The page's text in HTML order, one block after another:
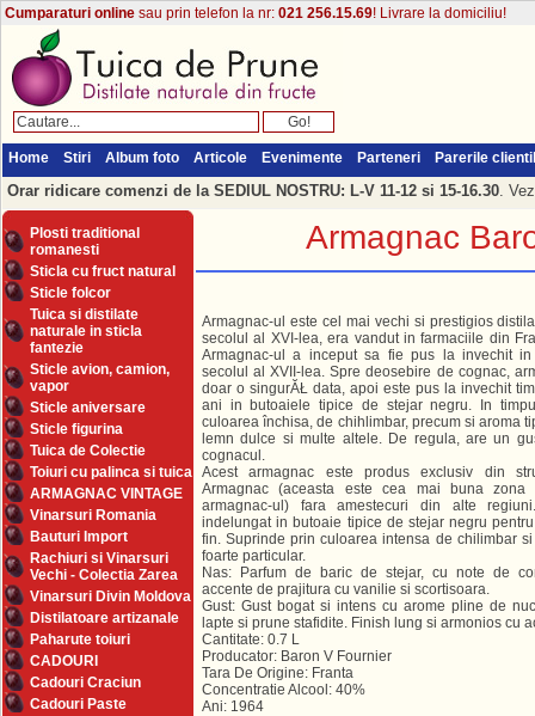
Cumparaturi online sau prin telefon la nr: 021 256.15.69! Livrare la domiciliu!
Home Stiri Album foto Articole Evenimente Parteneri Parerile
Orar ridicare comenzi de la SEDIUL NOSTRU: L-V 11-12 si 15-16.30.
Plosti traditional
romanesti
Sticla cu fruct natural
Sticle folcor
Tuica si distilate
naturale in sticla
fantezie
Sticle avion, camion,
vapor
Sticle aniversare
Sticle figurina
Tuica de Colectie
Toiuri cu palinca si tuica
ARMAGNAC VINTAGE
Vinarsuri Romania
Bauturi Import
Rachiuri si Vinarsuri
Vechi - Colectia Zarea
Vinarsuri Divin Moldova
Distilatoare artizanale
Paharute toiuri
CADOURI
Cadouri Craciun
Cadouri Paste
Armagnac
Armagnac-ul este cel mai vechi si prestigios
secolul al XVI-lea, era vandut in farmaciile din
Armagnac-ul a inceput sa fie pus la invechit
secolul al XVII-lea. Spre deosebire de cognac,
doar o singurĂŁ data, apoi este pus la invechit
ani in butoaiele tipice de stejar negru. In
culoarea închisa, de chihlimbar, precum si aroma
lemn dulce si multe altele. De regula, are un
cognacul.
Acest armagnac este produs exclusiv din
Armagnac (aceasta este cea mai buna
armagnac-ul) fara amestecuri din alte
indelungat in butoaie tipice de stejar negru
fin. Suprinde prin culoarea intensa de chilimbar
foarte particular.
Nas: Parfum de baric de stejar, cu note de
accente de prajitura cu vanilie si scortisoara.
Gust: Gust bogat si intens cu arome pline de
lapte si prune stafidite. Finish lung si armonios cu
Cantitate: 0.7 L
Producator: Baron V Fournier
Tara De Origine: Franta
Concentratie Alcool: 40%
Ani: 1964